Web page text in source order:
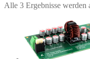
Alle 3 Ergebnisse werden